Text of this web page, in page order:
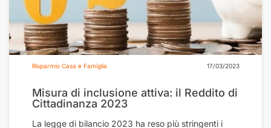
Risparmio Casa e Famiglia 17/03/2023
Misura di inclusione attiva: il Reddito di
Cittadinanza 2023
La legge di bilancio 2023 ha reso più stringenti i